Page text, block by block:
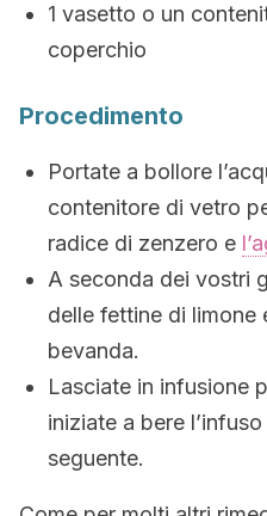
1 vasetto o un
coperchio
Procedimento
Portate a bollore
contenitore di vetro
radice di zenzero e
A seconda dei vostri
delle fettine di limone
bevanda.
Lasciate in infusione
iniziate a bere
seguente.